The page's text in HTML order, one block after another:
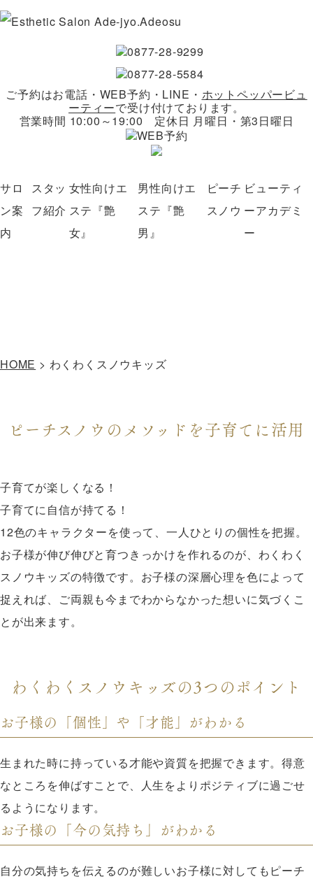
ご予約はお電話・WEB予約・LINE・ ホットペッパービュ
ーティーで受け付けております。
営業時間 10:00～19:00 定休日 月曜日・第3日曜日
サロ
ン案
内
スタッ
フ紹介
女性向けエ
ステ『艶
女』
男性向けエ
ステ『艶
男』
ピーチ
スノウ
ビューティ
ーアカデミ
ー
HOME > わくわくスノウキッズ
ピーチスノウのメソッドを子育てに活用
子育てが楽しくなる！
子育てに自信が持てる！
12色のキャラクターを使って、一人ひとりの個性を把握。
お子様が伸び伸びと育つきっかけを作れるのが、わくわく
スノウキッズの特徴です。お子様の深層心理を色によって
捉えれば、ご両親も今までわからなかった想いに気づくこ
とが出来ます。
わくわくスノウキッズの3つのポイント
お子様の「個性」や「才能」がわかる
生まれた時に持っている才能や資質を把握できます。得意
なところを伸ばすことで、人生をよりポジティブに過ごせ
るようになります。
お子様の「今の気持ち」がわかる
自分の気持ちを伝えるのが難しいお子様に対してもピーチ